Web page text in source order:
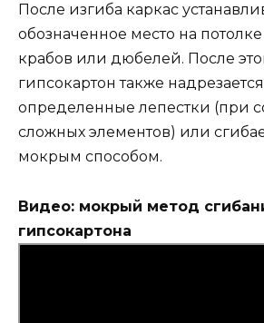
После изгиба каркас
обозначенное место на
крабов или дюбелей. После
гипсокартон также
определенные лепестки (при
сложных элементов) или
мокрым способом.
Видео: мокрый метод
гипсокартона